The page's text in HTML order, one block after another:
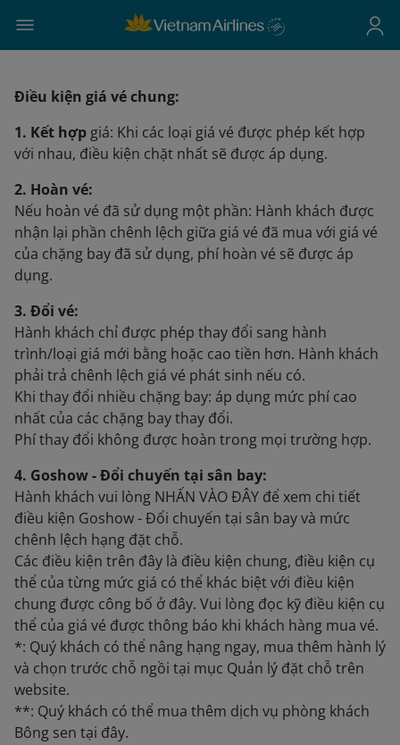
Điều kiện giá vé chung:
1. Kết hợp giá: Khi các loại giá vé được phép kết hợp
với nhau, điều kiện chặt nhất sẽ được áp dụng.
2. Hoàn vé:
Nếu hoàn vé đã sử dụng một phần: Hành khách được
nhận lại phần chênh lệch giữa giá vé đã mua với giá vé
của chặng bay đã sử dụng, phí hoàn vé sẽ được áp
dụng.
3. Đổi vé:
Hành khách chỉ được phép thay đổi sang hành
trình/loại giá mới bằng hoặc cao tiền hơn. Hành khách
phải trả chênh lệch giá vé phát sinh nếu có.
Khi thay đổi nhiều chặng bay: áp dụng mức phí cao
nhất của các chặng bay thay đổi.
Phí thay đổi không được hoàn trong mọi trường hợp.
4. Goshow - Đổi chuyến tại sân bay:
Hành khách vui lòng NHẤN VÀO ĐÂY để xem chi tiết
điều kiện Goshow - Đổi chuyến tại sân bay và mức
chênh lệch hạng đặt chỗ.
Các điều kiện trên đây là điều kiện chung, điều kiện cụ
thể của từng mức giá có thể khác biệt với điều kiện
chung được công bố ở đây. Vui lòng đọc kỹ điều kiện cụ
thể của giá vé được thông báo khi khách hàng mua vé.
*: Quý khách có thể nâng hạng ngay, mua thêm hành lý
và chọn trước chỗ ngồi tại mục Quản lý đặt chỗ trên
website.
**: Quý khách có thể mua thêm dịch vụ phòng khách
Bông sen tại đây.